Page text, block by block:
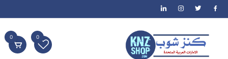
التجاوز
إلى
0
0